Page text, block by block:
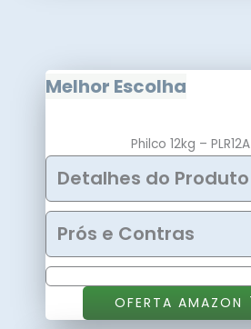
Melhor Escolha
Philco 12kg – PLR12A
Detalhes do Produto
Prós e Contras
OFERTA AMAZON